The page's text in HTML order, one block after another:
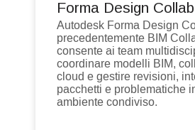
Forma Design
Autodesk Forma Design
precedentemente BIM
consente ai team
coordinare modelli BIM,
cloud e gestire revisioni,
pacchetti e problematiche
ambiente condiviso.